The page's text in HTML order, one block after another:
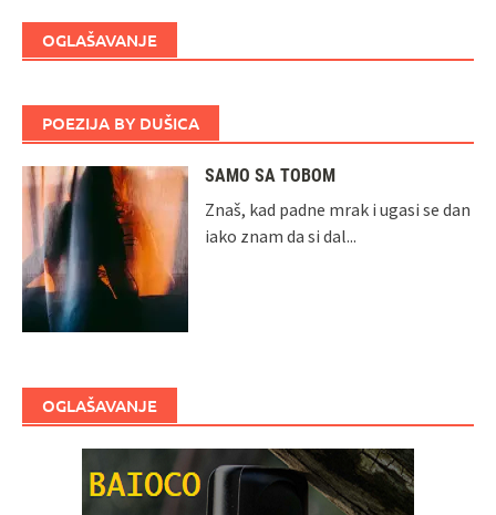
OGLAŠAVANJE
POEZIJA BY DUŠICA
SAMO SA TOBOM
Znaš, kad padne mrak i ugasi se dan
iako znam da si dal...
OGLAŠAVANJE